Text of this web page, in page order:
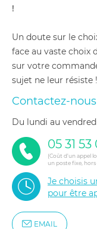
!
Un doute sur le
face au vaste choix
sur votre
sujet ne leur résiste !
Contactez-
du lundi au
05 31 53
(Coût d'un appel
un poste fixe,
Je choisis
pour être
EMAIL